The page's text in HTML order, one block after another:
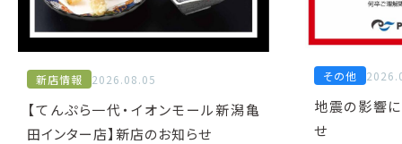
新店情報 2026.08.05
【てんぷら一代・イオンモール新潟亀
田インター店】新店のお知らせ
その他
地震の影響
せ